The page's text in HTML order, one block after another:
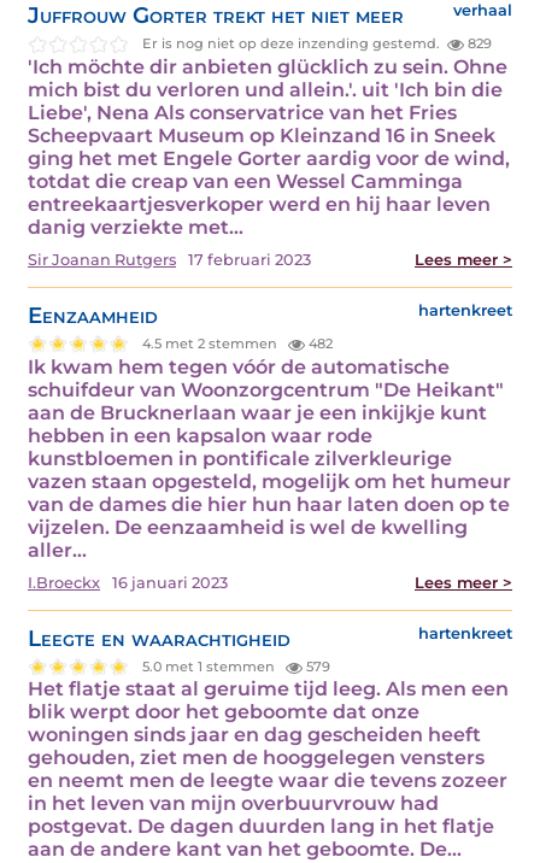
Juffrouw Gorter trekt het niet meer verhaal
Er is nog niet op deze inzending gestemd. 829
'Ich möchte dir anbieten glücklich zu sein. Ohne
mich bist du verloren und allein.'. uit 'Ich bin die
Liebe', Nena Als conservatrice van het Fries
Scheepvaart Museum op Kleinzand 16 in Sneek
ging het met Engele Gorter aardig voor de wind,
totdat die creap van een Wessel Camminga
entreekaartjesverkoper werd en hij haar leven
danig verziekte met…
Sir Joanan Rutgers 17 februari 2023 Lees meer >
Eenzaamheid hartenkreet
4.5 met 2 stemmen 482
Ik kwam hem tegen vóór de automatische
schuifdeur van Woonzorgcentrum "De Heikant"
aan de Brucknerlaan waar je een inkijkje kunt
hebben in een kapsalon waar rode
kunstbloemen in pontificale zilverkleurige
vazen staan opgesteld, mogelijk om het humeur
van de dames die hier hun haar laten doen op te
vijzelen. De eenzaamheid is wel de kwelling
aller…
I.Broeckx 16 januari 2023 Lees meer >
Leegte en waarachtigheid hartenkreet
5.0 met 1 stemmen 579
Het flatje staat al geruime tijd leeg. Als men een
blik werpt door het geboomte dat onze
woningen sinds jaar en dag gescheiden heeft
gehouden, ziet men de hooggelegen vensters
en neemt men de leegte waar die tevens zozeer
in het leven van mijn overbuurvrouw had
postgevat. De dagen duurden lang in het flatje
aan de andere kant van het geboomte. De…